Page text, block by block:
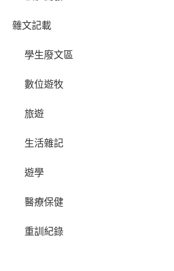
雜文記載
學生廢文區
數位遊牧
旅遊
生活雜記
遊學
醫療保健
重訓紀錄